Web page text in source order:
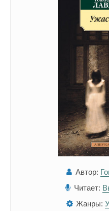
Автор:
Читает:
Жанры: